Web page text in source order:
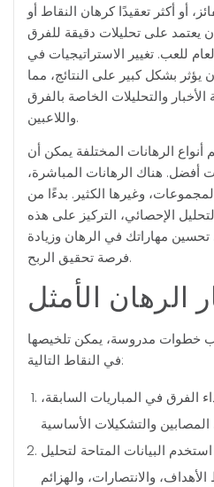
أو أكثر تعقيدًا كرهان النقاط أو
يعتمد على تحليلات دقيقة للفرق
للعب. تغيير الاستراتيجيات في
يؤثر بشكل كبير على النتائج، مما
والتحليلات الخاصة بالفرق
واللاعبين.
أنواع الرهانات المختلفة يمكن أن
أفضل. هناك الرهانات المباشرة،
وغيرها الكثير. بدءًا من
الإحصائي، التركيز على هذه
مهاراتك في الرهان وزيادة
فرصة تحقيق الربح.
الرهان الأمثل
خطوات مدروسة، يمكن تلخيصها
في النقاط التالية:
الفرق في المباريات السابقة،
استخدم البيانات المتاحة لتحليل